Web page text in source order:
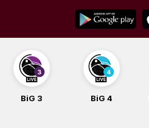
content
BiG 3 BiG 4